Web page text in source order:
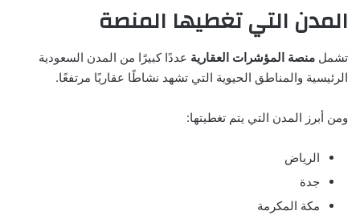
المدن التي تغطيها المنصة
تشمل منصة المؤشرات العقارية عددًا كبيرًا من المدن السعودية
الرئيسية والمناطق الحيوية التي تشهد نشاطًا عقاريًا مرتفعًا.
ومن أبرز المدن التي يتم تغطيتها:
الرياض
جدة
مكة المكرمة